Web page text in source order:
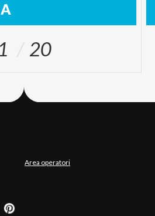
1 20
Area operatori